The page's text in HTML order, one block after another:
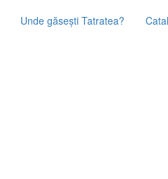
Unde găsești Tatratea?